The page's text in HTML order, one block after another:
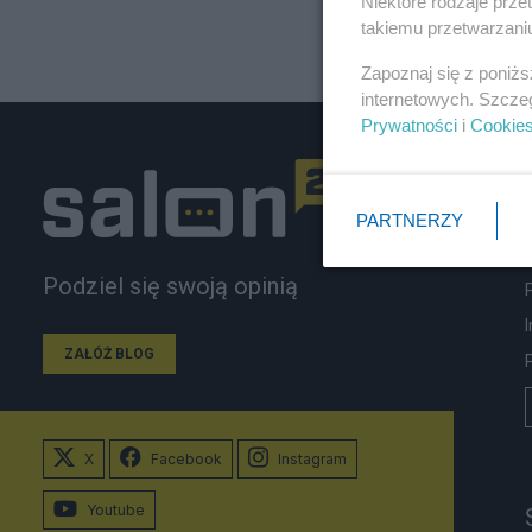
Podziel się swoją opinią
ZAŁÓŻ BLOG
X Facebook Instagram
Youtube
takiemu
Zapoznaj się z
internetowych.
Prywatności i Cookies
PARTNERZY